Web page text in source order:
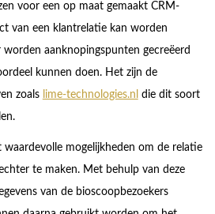
voor een op maat gemaakt CRM-
van een klantrelatie kan worden
worden aanknopingspunten gecreëerd
kunnen doen. Het zijn de
zoals lime-technologies.nl die dit soort
waardevolle mogelijkheden om de relatie
te maken. Met behulp van deze
van de bioscoopbezoekers